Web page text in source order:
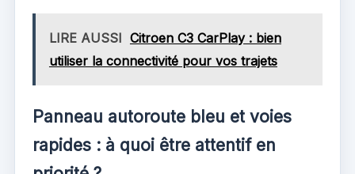
LIRE AUSSI Citroen C3 CarPlay : bien
utiliser la connectivité pour vos trajets
Panneau autoroute bleu et voies
rapides : à quoi être attentif en